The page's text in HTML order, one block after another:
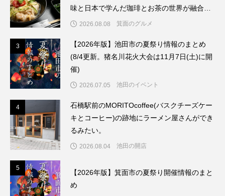
味と日本で学んだ珈琲とお茶の世界が融合し
たお店だった。
2026.08.08 箕面のグルメ
3
【2026年版】池田市の夏祭り情報のまとめ
(8/4更新。猪名川花火大会は11月7日(土)に開
催)
2026.07.05 池田のイベント
4
石橋駅前のMORITOcoffee(バスクチーズケー
キとコーヒー)の跡地にラーメン屋さんができ
るみたい。
2026.08.04 池田の開店
5
【2026年版】箕面市の夏祭り開催情報のまと
め